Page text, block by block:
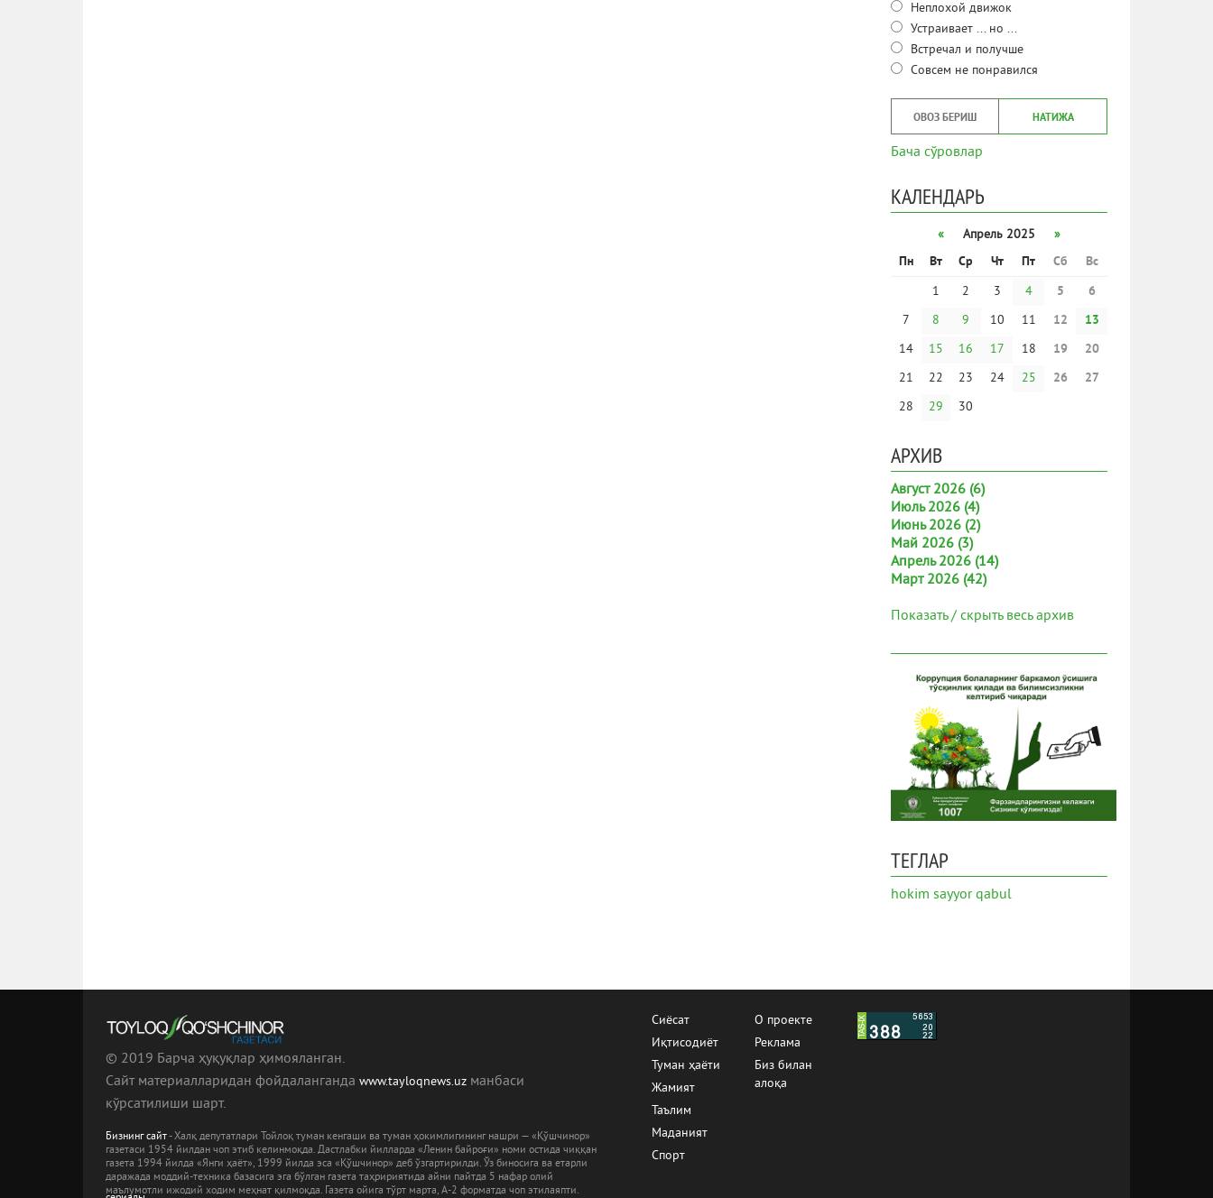
Неплохой движок
Устраивает ... но ...
Встречал и получше
Совсем не понравился
ОВОЗ БЕРИШ НАТИЖА
Бача сўровлар
КАЛЕНДАРЬ
« Апрель 2025
»
Пн
Вт Ср Чт Пт Сб
Вс
1
2 3 4 5
6
7
8 9 10 11 12
13
14
15 16 17 18 19
20
21
22 23 24 25 26
27
28
29 30
АРХИВ
Август 2026 (6)
Июль 2026 (4)
Июнь 2026 (2)
Май 2026 (3)
Апрель 2026 (14)
Март 2026 (42)
Показать / скрыть весь архив
ТЕГЛАР
hokim sayyor qabul
© 2019 Барча ҳуқуқлар ҳимояланган.
Сайт материалларидан фойдаланганда www.tayloqnews.uz манбаcи
кўрсатилиши шарт.
Бизнинг сайт- Халқ депутатлари Тойлоқ туман кенгаши ва туман ҳокимлигининг нашри — «Қўшчинор»
газетаси 1954 йилдан чоп этиб келинмоқда. Дастлабки йилларда «Ленин байроғи» номи остида чиққан
газета 1994 йилда «Янги ҳаёт», 1999 йилда эса «Қўшчинор» деб ўзгартирилди. Ўз биносига ва етарли
даражада моддий-техника базасига эга бўлган газета таҳририятида айни пайтда 5 нафар олий
маълумотли ижодий ходим меҳнат қилмоқда. Газета ойига тўрт марта, А-2 форматда чоп этилаяпти.
Сиёсат
Иқтисодиёт
Туман ҳаёти
Жамият
Таълим
Маданият
Спорт
О проекте
Реклама
Биз билан
алоқа